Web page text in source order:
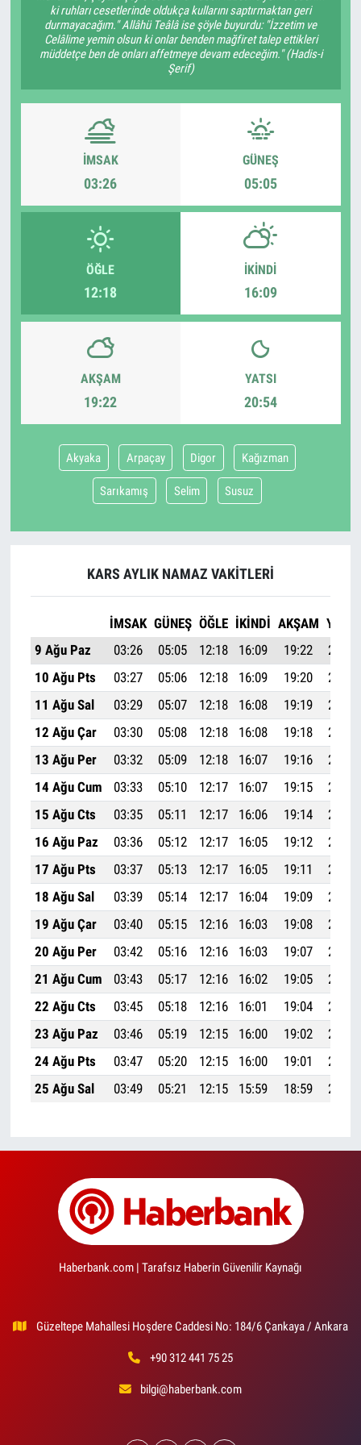
ki ruhları cesetlerinde oldukça kullarını saptırmaktan geri
durmayacağım." Allâhü Teâlâ ise şöyle buyurdu: "İzzetim ve
Celâlime yemin olsun ki onlar benden mağfiret talep ettikleri
müddetçe ben de onları affetmeye devam edeceğim." (Hadis-i
Şerif)
İMSAK
03:26
GÜNEŞ
05:05
ÖĞLE
12:18
İKINDI
16:09
AKŞAM
19:22
YATSI
20:54
Akyaka Arpaçay Digor Kağızman
Sarıkamış Selim Susuz
KARS AYLIK NAMAZ VAKITLERI
İMSAK GÜNEŞ ÖĞLE İKINDI AKŞAM YATSI
9 Ağu Paz
03:26 05:05 12:18 16:09 19:22
20:54
10 Ağu Pts
03:27 05:06 12:18 16:09 19:20
20:52
11 Ağu Sal
03:29 05:07 12:18 16:08 19:19
20:50
12 Ağu Çar
03:30 05:08 12:18 16:08 19:18
20:49
13 Ağu Per
03:32 05:09 12:18 16:07 19:16
20:47
14 Ağu Cum
03:33 05:10 12:17 16:07 19:15
20:45
15 Ağu Cts
03:35 05:11 12:17 16:06 19:14
20:43
16 Ağu Paz
03:36 05:12 12:17 16:05 19:12
20:42
17 Ağu Pts
03:37 05:13 12:17 16:05 19:11
20:40
18 Ağu Sal
03:39 05:14 12:17 16:04 19:09
20:38
19 Ağu Çar
03:40 05:15 12:16 16:03 19:08
20:36
20 Ağu Per
03:42 05:16 12:16 16:03 19:07
20:34
21 Ağu Cum
03:43 05:17 12:16 16:02 19:05
20:32
22 Ağu Cts
03:45 05:18 12:16 16:01 19:04
20:31
23 Ağu Paz
03:46 05:19 12:15 16:00 19:02
20:29
24 Ağu Pts
03:47 05:20 12:15 16:00 19:01
20:27
25 Ağu Sal
03:49 05:21 12:15 15:59 18:59 20:25
Haberbank.com | Tarafsız Haberin Güvenilir Kaynağı
Güzeltepe Mahallesi Hoşdere Caddesi No: 184/6 Çankaya / Ankara
+90 312 441 75 25
bilgi@haberbank.com